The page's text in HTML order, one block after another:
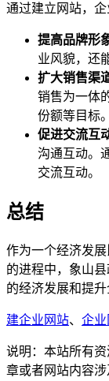
通过建立网站，企
提高品牌形
业风貌，还
扩大销售渠
销售为一体
份额等目标。
促进交流互
沟通互动。
交流互动。
总结
作为一个经济发
的进程中，象山
的经济发展和提升
建企业网站、 企
说明：本站所有
章或者网站内容涉